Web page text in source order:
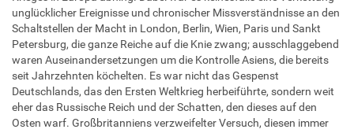
unglücklicher Ereignisse und chronischer Missverständnisse an den
Schaltstellen der Macht in London, Berlin, Wien, Paris und Sankt
Petersburg, die ganze Reiche auf die Knie zwang; ausschlaggebend
waren Auseinandersetzungen um die Kontrolle Asiens, die bereits
seit Jahrzehnten köchelten. Es war nicht das Gespenst
Deutschlands, das den Ersten Weltkrieg herbeiführte, sondern weit
eher das Russische Reich und der Schatten, den dieses auf den
Osten warf. Großbritanniens verzweifelter Versuch, diesen immer